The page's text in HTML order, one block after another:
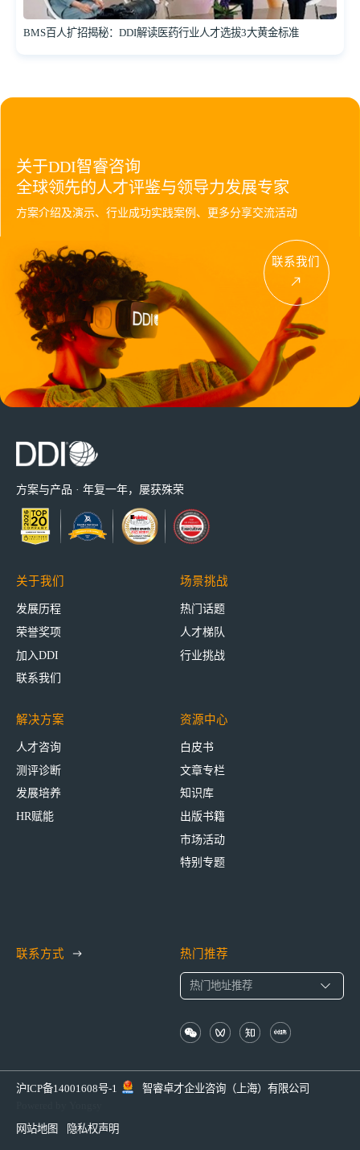
BMS百人扩招揭秘：DDI解读医药行业人才选拔3大黄金标准
关于DDI智睿咨询
全球领先的人才评鉴与领导力发展专家
方案介绍及演示、行业成功实践案例、更多分享交流活动
联系我们
方案与产品 · 年复一年，屡获殊荣
关于我们
发展历程
荣誉奖项
加入DDI
联系我们
场景挑战
热门话题
人才梯队
行业挑战
解决方案
人才咨询
测评诊断
发展培养
HR赋能
资源中心
白皮书
文章专栏
知识库
出版书籍
市场活动
特别专题
联系方式 热门推荐
沪ICP备14001608号-1
智睿卓才企业咨询（上海）有限公司
网站地图
隐私权声明